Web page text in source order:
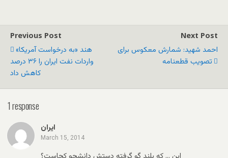
Previous Post
هند «به درخواست آمريکا»
واردات نفت ايران را ۳۶ درصد
کاهش داد
Next Post
احمد شهید: شمارش معکوس برای
تصویب قطعنامه
1 response
ایران
March 15, 2014